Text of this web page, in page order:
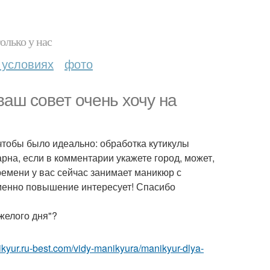
у нас
фото
совет очень хочу на
было идеально: обработка кутикулы
если в комментарии укажете город, может,
у вас сейчас занимает маникюр с
повышение интересует! Спасибо
дня"?
best.com/vidy-manikyura/manikyur-dlya-